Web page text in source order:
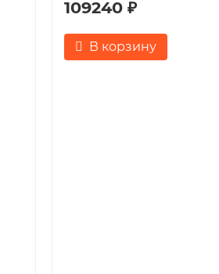
109240 ₽
В корзину